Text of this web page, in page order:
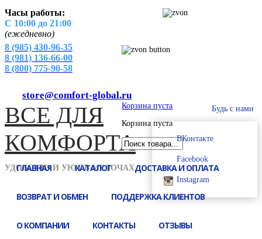
Часы работы:
С 10:00 до 21:00
(ежедневно)
8 (985) 430-96-35
8 (981) 136-66-00
8 (800) 775-90-58
store@comfort-global.ru
Будь с нами
ВКонтакте
Facebook
Instagram
ВСЕ ДЛЯ
КОМФОРТА
УДОБСТВО И УЮТ В МЕЛОЧАХ
Корзина пуста
Корзина пуста
ГЛАВНАЯ КАТАЛОГ ДОСТАВКА И ОПЛАТА
ВОЗВРАТ И ОБМЕН ПОДДЕРЖКА КЛИЕНТОВ
О КОМПАНИИ КОНТАКТЫ ОТЗЫВЫ